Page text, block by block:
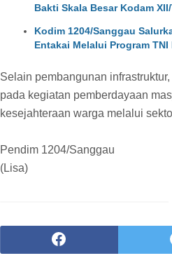
Bakti Skala Besar Kodam
Kodim 1204/Sanggau
Entakai Melalui Program
Selain pembangunan
pada kegiatan pemberdayaan
kesejahteraan warga melalui
Pendim 1204/Sanggau
(Lisa)